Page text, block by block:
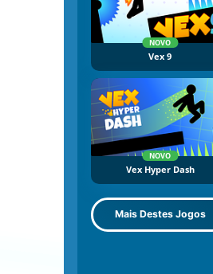
NOVO
Vex 9
NOVO
Vex Hyper Dash
Mais Destes Jogos